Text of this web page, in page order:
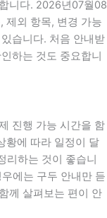
니다. 2026년07월08
제외 항목, 변경 가능
습니다. 처음 안내받
하는 것도 중요합니
진행 가능 시간을 함
황에 따라 일정이 달
리하는 것이 좋습니
에는 구두 안내만 듣
께 살펴보는 편이 안